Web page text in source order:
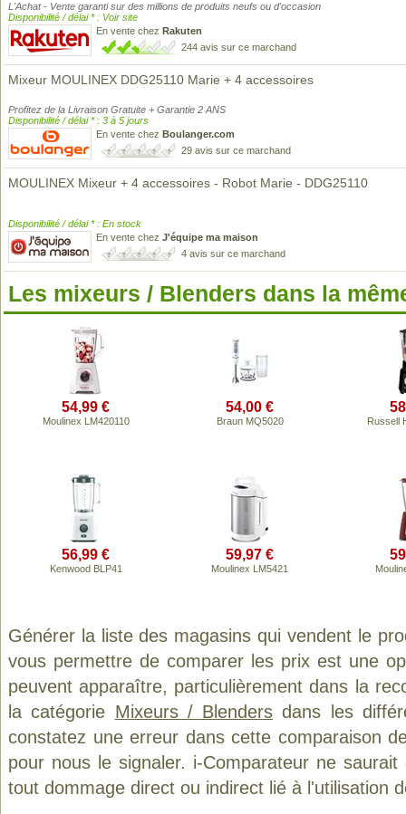
L'Achat - Vente garanti sur des millions de produits neufs ou d'occasion
Disponibilité / délai * : Voir site
En vente chez Rakuten
244 avis sur ce marchand
Mixeur MOULINEX DDG25110 Marie + 4 accessoires
Profitez de la Livraison Gratuite + Garantie 2 ANS
Disponibilité / délai * : 3 à 5 jours
En vente chez Boulanger.com
29 avis sur ce marchand
MOULINEX Mixeur + 4 accessoires - Robot Marie - DDG25110
Disponibilité / délai * : En stock
En vente chez J'équipe ma maison
4 avis sur ce marchand
Les mixeurs / Blenders dans la
54,99 €
Moulinex LM420110
54,00 €
Braun MQ5020 Russell
56,99 €
Kenwood BLP41
59,97 €
Moulinex LM5421
Générer la liste des magasins qui vendent le
vous permettre de comparer les prix est une
peuvent apparaître, particulièrement dans la
la catégorie Mixeurs / Blenders dans les
constatez une erreur dans cette comparaison
pour nous le signaler. i-Comparateur ne
tout dommage direct ou indirect lié à l'utilisation